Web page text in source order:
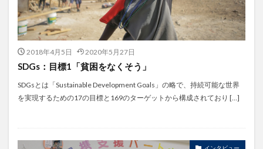
2018年4月5日 2020年5月27日
SDGs：目標1「貧困をなくそう」
SDGsとは「Sustainable Development Goals」の略で、持続可能な世界
を実現するための17の目標と169のターゲットから構成されており […]